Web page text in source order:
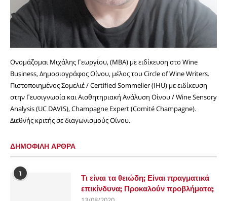
Ονομάζομαι Μιχάλης Γεωργίου, (MBA) με ειδίκευση στο Wine
Business, Δημοσιογράφος Οίνου, μέλος του Circle of Wine Writers.
Πιστοποιημένος Σομελιέ / Certified Sommelier (IHU) με ειδίκευση
στην Γευσιγνωσία και Αισθητηριακή Ανάλυση Οίνου / Wine Sensory
Analysis (UC DAVIS), Champagne Expert (Comité Champagne).
Διεθνής κριτής σε διαγωνισμούς Οίνου.
ΔΗΜΟΦΙΛΗ ΑΡΘΡΑ
1
Τι είναι τα θειώδη; Είναι πραγματικά
επικίνδυνα; Προκαλούν προβλήματα;